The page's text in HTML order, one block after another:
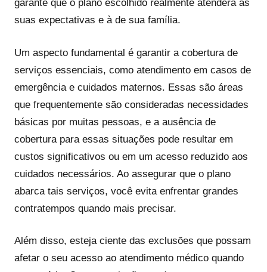
garante que o plano escolhido realmente atenderá às
suas expectativas e à de sua família.
Um aspecto fundamental é garantir a cobertura de
serviços essenciais, como atendimento em casos de
emergência e cuidados maternos. Essas são áreas
que frequentemente são consideradas necessidades
básicas por muitas pessoas, e a ausência de
cobertura para essas situações pode resultar em
custos significativos ou em um acesso reduzido aos
cuidados necessários. Ao assegurar que o plano
abarca tais serviços, você evita enfrentar grandes
contratempos quando mais precisar.
Além disso, esteja ciente das exclusões que possam
afetar o seu acesso ao atendimento médico quando